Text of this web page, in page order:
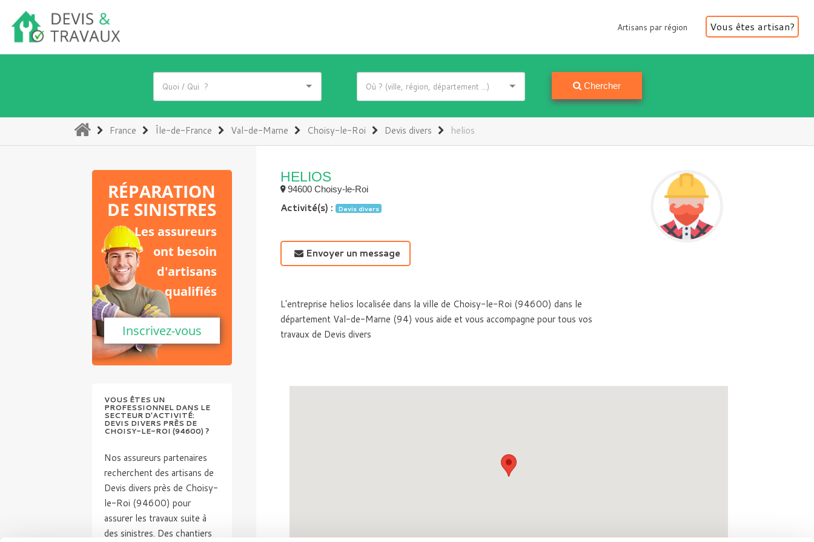
Artisans par région
Artisans par région Vous êtes artisan?
Chercher
(current)
France Île-de-France Val-de-Marne Choisy-le-Roi Devis divers helios
HELIOS
94600 Choisy-le-Roi
Activité(s) : Devis divers
Envoyer un message
L'entreprise helios localisée dans la ville de Choisy-le-Roi (94600) dans le
département Val-de-Marne (94) vous aide et vous accompagne pour tous vos
travaux de Devis divers
RÉPARATION
DE SINISTRES
Les assureurs
ont besoin
d'artisans
qualifiés
Inscrivez-vous
VOUS ÊTES UN
PROFESSIONNEL DANS LE
SECTEUR D'ACTIVITÉ:
DEVIS DIVERS PRÈS DE
CHOISY-LE-ROI (94600) ?
Nos assureurs partenaires
recherchent des artisans de
Devis divers près de Choisy-
le-Roi (94600) pour
assurer les travaux suite à
des sinistres. Des chantiers